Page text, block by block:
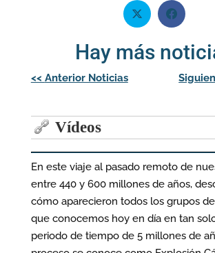
Hay más
Navegación
de
<< Anterior Noticias
Vídeos
En este viaje al pasado remoto de
entre 440 y 600 millones de años,
cómo aparecieron todos los grupos
que conocemos hoy en día en tan
periodo de tiempo de 5 millones de